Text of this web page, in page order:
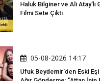
Haluk Bilginer ve Ali Atay'lı
Filmi Sete Çıktı
05-08-2026 14:17
Ufuk Beydemir'den Eski Eşi